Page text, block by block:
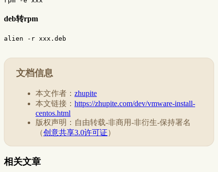
deb转rpm
文档信息
本文作者： zhupite
本文链接： https://zhupite.com/dev/vmware-install-
centos.html
版权声明：自由转载-非商用-非衍生-保持署名
（创意共享3.0许可证）
相关文章